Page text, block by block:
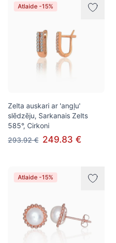
Atlaide -15%
Zelta auskari ar 'angļu'
slēdzēju, Sarkanais Zelts
585°, Cirkoni
293.92 € 249.83 €
Atlaide -15%